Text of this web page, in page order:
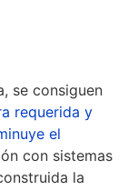
se consiguen
requerida y
el
con sistemas
la